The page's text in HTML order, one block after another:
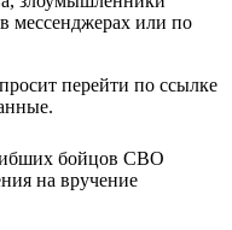
мессенджерах или по
перейти по ссылке
бойцов СВО
на вручение